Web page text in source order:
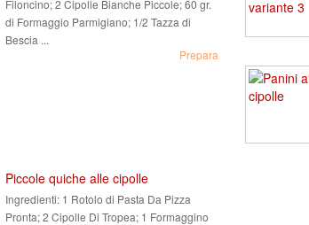
Filoncino; 2 Cipolle Bianche Piccole; 60 gr.
di Formaggio Parmigiano; 1/2 Tazza di
Bescia ...
Prepara
Piccole quiche alle cipolle
Ingredienti: 1 Rotolo di Pasta Da Pizza
Pronta; 2 Cipolle Di Tropea; 1 Formaggino